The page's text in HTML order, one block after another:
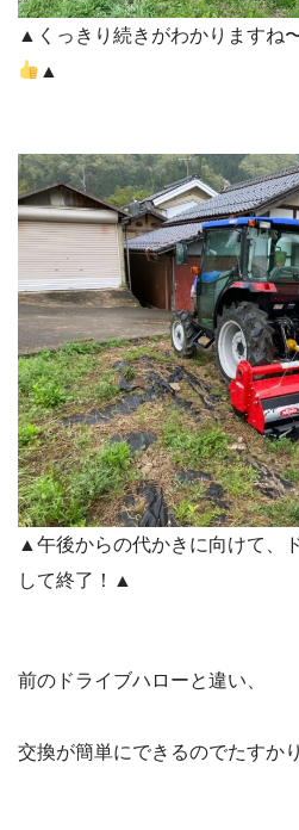
▲くっきり続きがわかりますね
▲
▲午後からの代かきに向けて、
して終了！▲
前のドライブハローと違い、
交換が簡単にできるのでたすか